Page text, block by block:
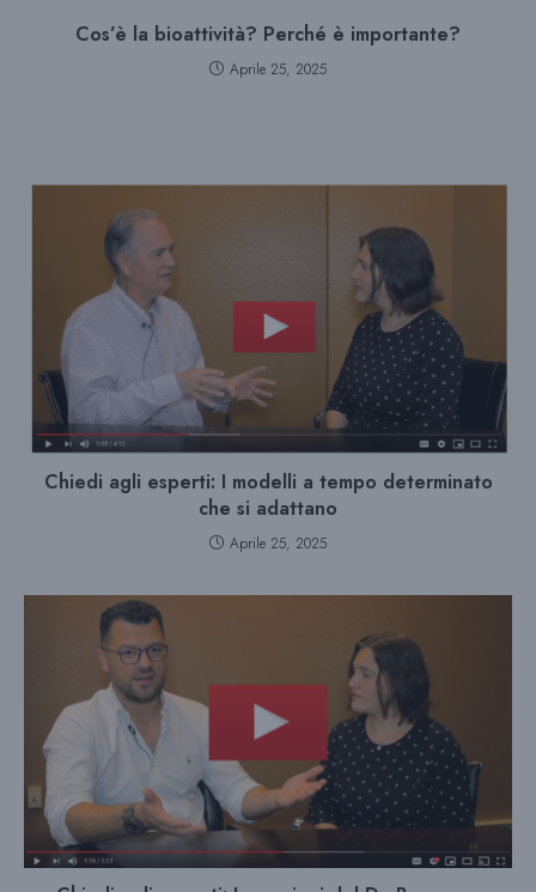
Cos’è la bioattività? Perché è importante?
Aprile 25, 2025
Chiedi agli esperti: I modelli a tempo determinato
che si adattano
Aprile 25, 2025